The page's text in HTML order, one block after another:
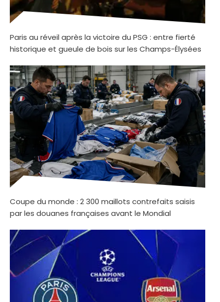
Paris au réveil après la victoire du PSG : entre fierté
historique et gueule de bois sur les Champs-Élysées
Coupe du monde : 2 300 maillots contrefaits saisis
par les douanes françaises avant le Mondial